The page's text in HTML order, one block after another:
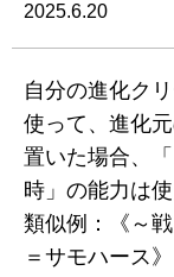
2025.6.20
自分の進化ク
使って、進化
置いた場合、
時」の能力は
類似例：《～
＝サモハース